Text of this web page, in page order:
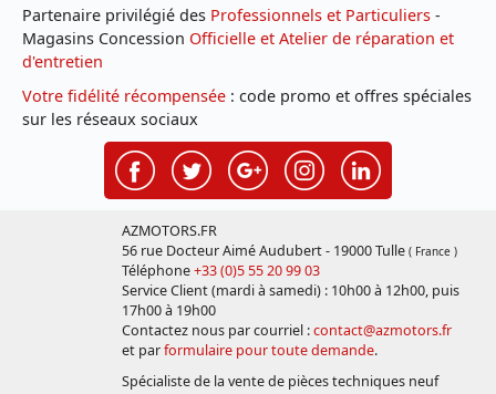
Partenaire privilégié des Professionnels et Particuliers -
Magasins Concession Officielle et Atelier de réparation et
d'entretien
Votre fidélité récompensée : code promo et offres spéciales
sur les réseaux sociaux
AZMOTORS.FR
56 rue Docteur Aimé Audubert - 19000 Tulle ( France )
Téléphone+33 (0)5 55 20 99 03
Service Client (mardi à samedi) : 10h00 à 12h00, puis
17h00 à 19h00
Contactez nous par courriel :contact@azmotors.fr
et parformulaire pour toute demande.
Spécialiste de la vente de pièces techniques neuf